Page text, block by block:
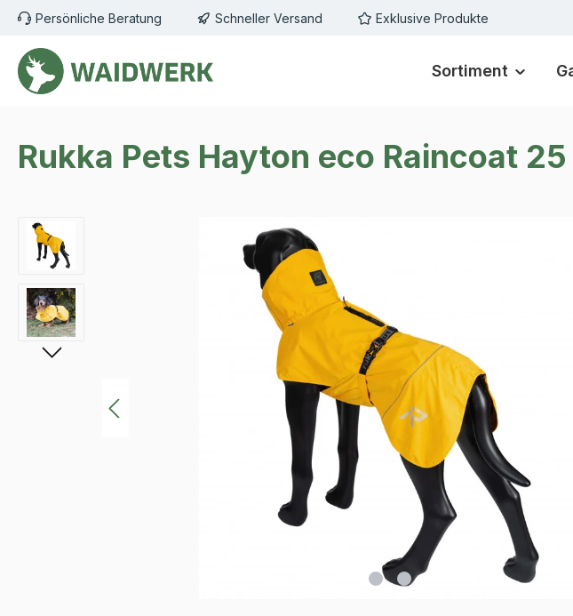
Hauptinhalt springen
Zur Suche springen
Zur Hauptnavigation springen
Persönliche Beratung Schneller Versand Exklusive Produkte
Sortiment
Rukka Pets Hayton eco Raincoat 25
Bildergalerie überspringen